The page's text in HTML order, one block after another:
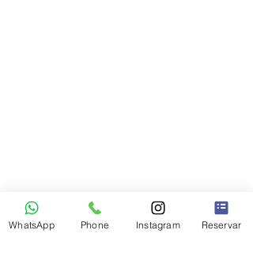
WhatsApp Phone Instagram Reservar